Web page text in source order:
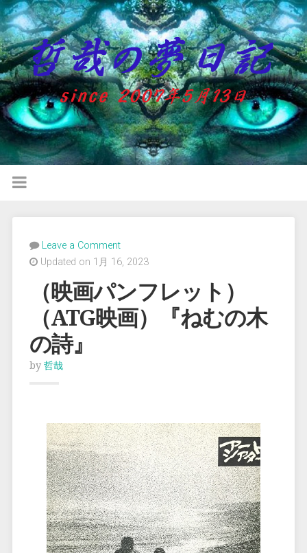
Leave a Comment
Updated on 1月 16, 2023
（映画パンフレット）
（ATG映画）『ねむの木
の詩』
by 哲哉